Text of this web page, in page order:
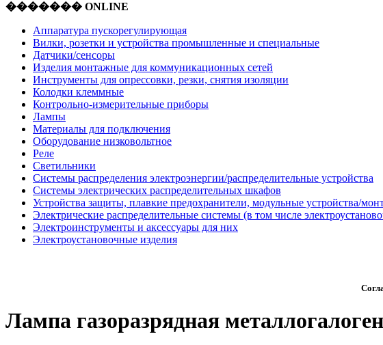
������� ONLINE
Аппаратура пускорегулирующая
Вилки, розетки и устройства промышленные и специальные
Датчики/сенсоры
Изделия монтажные для коммуникационных сетей
Инструменты для опрессовки, резки, снятия изоляции
Колодки клеммные
Контрольно-измерительные приборы
Лампы
Материалы для подключения
Оборудование низковольтное
Реле
Светильники
Системы распределения электроэнергии/распределительные устройства
Системы электрических распределительных шкафов
Устройства защиты, плавкие предохранители, модульные устройства/
Электрические распределительные системы (в том числе
Электроинструменты и аксессуары для них
Электроустановочные изделия
Лампа газоразрядная